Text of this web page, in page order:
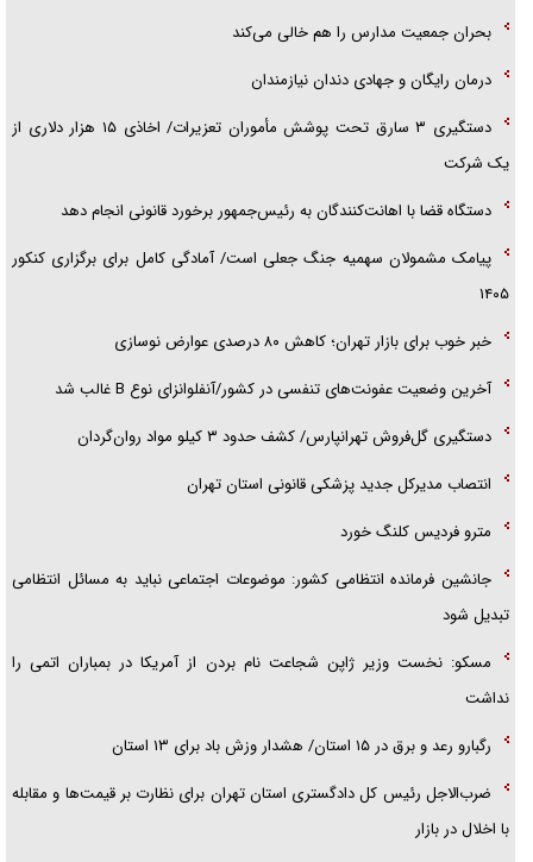
بحران جمعیت مدارس را هم خالی می‌کند
درمان رایگان و جهادی دندان نیازمندان
دستگیری ۳ سارق تحت پوشش مأموران تعزیرات/ اخاذی ۱۵ هزار دلاری از
یک شرکت
دستگاه قضا با اهانت‌کنندگان به رئیس‌جمهور برخورد قانونی انجام دهد
پیامک مشمولان سهمیه جنگ جعلی است/ آمادگی کامل برای برگزاری کنکور
۱۴۰۵
خبر خوب برای بازار تهران؛ کاهش ۸۰ درصدی عوارض نوسازی
آخرین وضعیت عفونت‌های تنفسی در کشور/آنفلوانزای نوع B غالب شد
دستگیری گل‌فروش تهرانپارس/ کشف حدود ۳ کیلو مواد روان‌گردان
انتصاب مدیرکل جدید پزشکی قانونی استان تهران
مترو فردیس کلنگ خورد
جانشین فرمانده انتظامی کشور: موضوعات اجتماعی نباید به مسائل انتظامی
تبدیل شود
مسکو: نخست وزیر ژاپن شجاعت نام بردن از آمریکا در بمباران اتمی را
نداشت
رگبارو رعد و برق در ۱۵ استان/ هشدار وزش باد برای ۱۳ استان‌
ضرب‌الاجل رئیس کل دادگستری استان تهران برای نظارت بر قیمت‌ها و مقابله
با اخلال در بازار